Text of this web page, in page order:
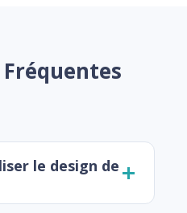
le design de